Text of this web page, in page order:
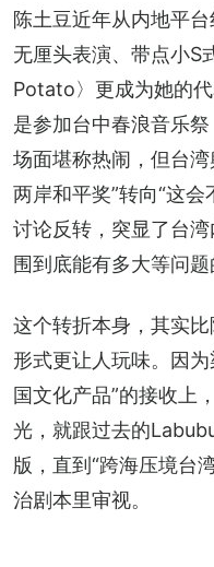
陈土豆近年从内地平台
无厘头表演、带点小S
Potato〉更成为她的
是参加台中春浪音乐
场面堪称热闹，但台
两岸和平奖”转向“这
讨论反转，突显了台
围到底能有多大等问题
这个转折本身，其实
形式更让人玩味。因
国文化产品”的接收上
光，就跟过去的
版，直到“跨海压境台
治剧本里审视。